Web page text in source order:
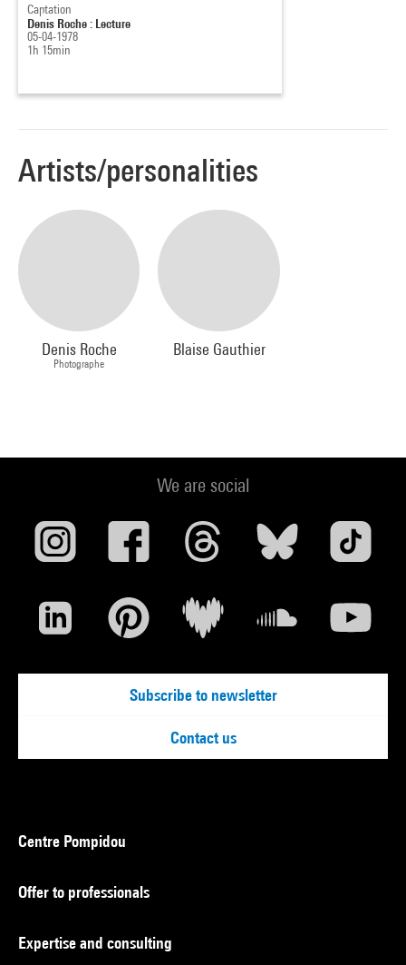
Captation
Denis Roche : Lecture
05-04-1978
1h 15min
Artists/personalities
Denis Roche
Photographe
Blaise Gauthier
We are social
Subscribe to newsletter
Contact us
Centre Pompidou
Offer to professionals
Expertise and consulting